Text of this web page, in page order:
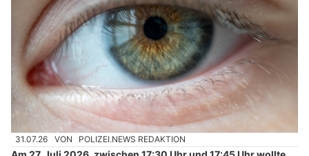
31.07.26 VON POLIZEI.NEWS REDAKTION